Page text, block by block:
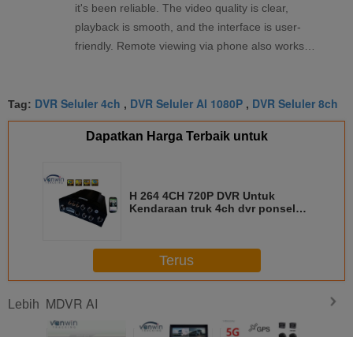
it's been reliable. The video quality is clear,
playback is smooth, and the interface is user-
friendly. Remote viewing via phone also works
Tag: DVR Seluler 4ch , DVR Seluler AI 1080P , DVR Seluler 8ch
Dapatkan Harga Terbaik untuk
H 264 4CH 720P DVR Untuk
Kendaraan truk 4ch dvr ponsel
Terus
Lebih MDVR AI